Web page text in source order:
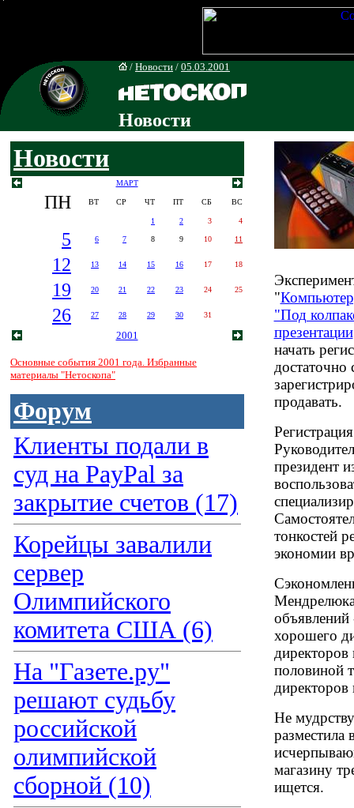
/ Новости / 05.03.2001
Новости
Новости
МАРТ
ПН ВТ СР ЧТ ПТ СБ ВС
1 2 3 4
5 6 7 8 9 10 11
12 13 14 15 16 17 18
19 20 21 22 23 24 25
26 27 28 29 30 31
2001
Основные события 2001 года. Избранные
материалы "Нетоскопа"
Форум
Клиенты подали в
суд на PayPal за
закрытие счетов (17)
Корейцы завалили
сервер
Олимпийского
комитета США (6)
На "Газете.ру"
решают судьбу
российской
олимпийской
сборной (10)
"
"Под
презентации
начать
продавать.
президент
тонкостей
экономии
Мендрелюка
хорошего
директоров
половиной
Не
разместила
магазину
ищется.